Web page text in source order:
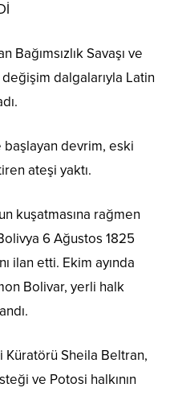
Bağımsızlık Savaşı ve
dalgalarıyla Latin
başlayan devrim, eski
ateşi yaktı.
kuşatmasına rağmen
6 Ağustos 1825
ilan etti. Ekim ayında
Bolivar, yerli halk
Sheila Beltran,
ve Potosi halkının